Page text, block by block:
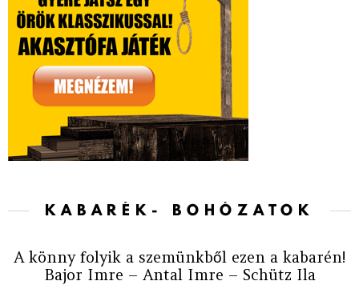
KABARÉK- BOHÓZATOK
A könny folyik a szemünkből ezen a kabarén!
Bajor Imre – Antal Imre – Schütz Ila